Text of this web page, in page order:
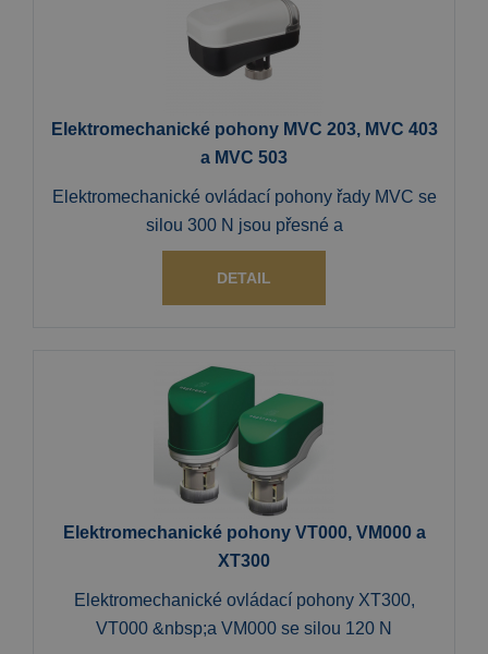
Elektromechanické pohony MVC 203, MVC 403
a MVC 503
Elektromechanické ovládací pohony řady MVC se
silou 300 N jsou přesné a
DETAIL
Elektromechanické pohony VT000, VM000 a
XT300
Elektromechanické ovládací pohony XT300,
VT000 &nbsp;a VM000 se silou 120 N